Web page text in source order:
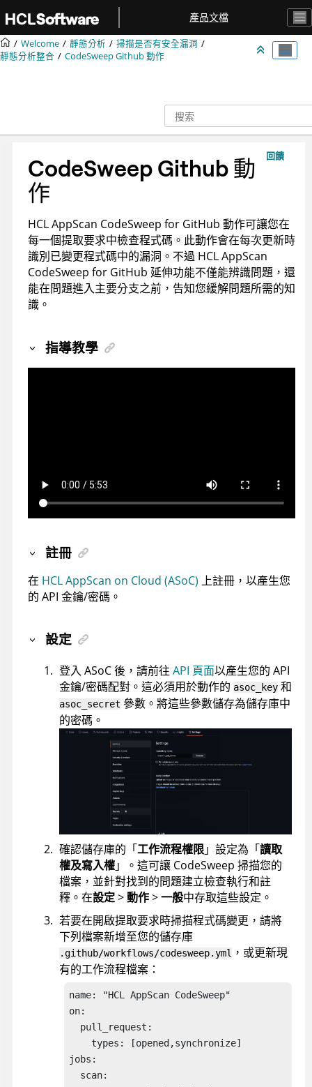
產品文檔
Welcome 靜態分析
掃描是否有安全漏洞
靜態分析整合
CodeSweep Github 動作
回饋
CodeSweep Github 動
作
HCLAppScan CodeSweep for GitHub 動作可讓您在
每一個提取要求中檢查程式碼。此動作會在每次更新時
識別已變更程式碼中的漏洞。不過 HCLAppScan
CodeSweep for GitHub 延伸功能不僅能辨識問題，還
能在問題進入主要分支之前，告知您緩解問題所需的知
識。
指導教學
註冊
在 HCL AppScan on Cloud (ASoC) 上註冊，以產生您
的 API 金鑰/密碼。
設定
登入ASoC後，請前往API 頁面以產生您的 API
金鑰/密碼配對。這必須用於動作的 asoc_key 和
asoc_secret 參數。將這些參數儲存為儲存庫中
的密碼。
確認儲存庫的「工作流程權限」設定為「讀取
權及寫入權」。這可讓 CodeSweep 掃描您的
檔案，並針對找到的問題建立檢查執行和註
釋。在設定>動作>一般中存取這些設定。
若要在開啟提取要求時掃描程式碼變更，請將
下列檔案新增至您的儲存庫
.github/workflows/codesweep.yml ，或更新現
有的工作流程檔案：
name: "HCL AppScan CodeSweep"
on:
  pull_request:
    types: [opened,synchronize]
jobs:
  scan: